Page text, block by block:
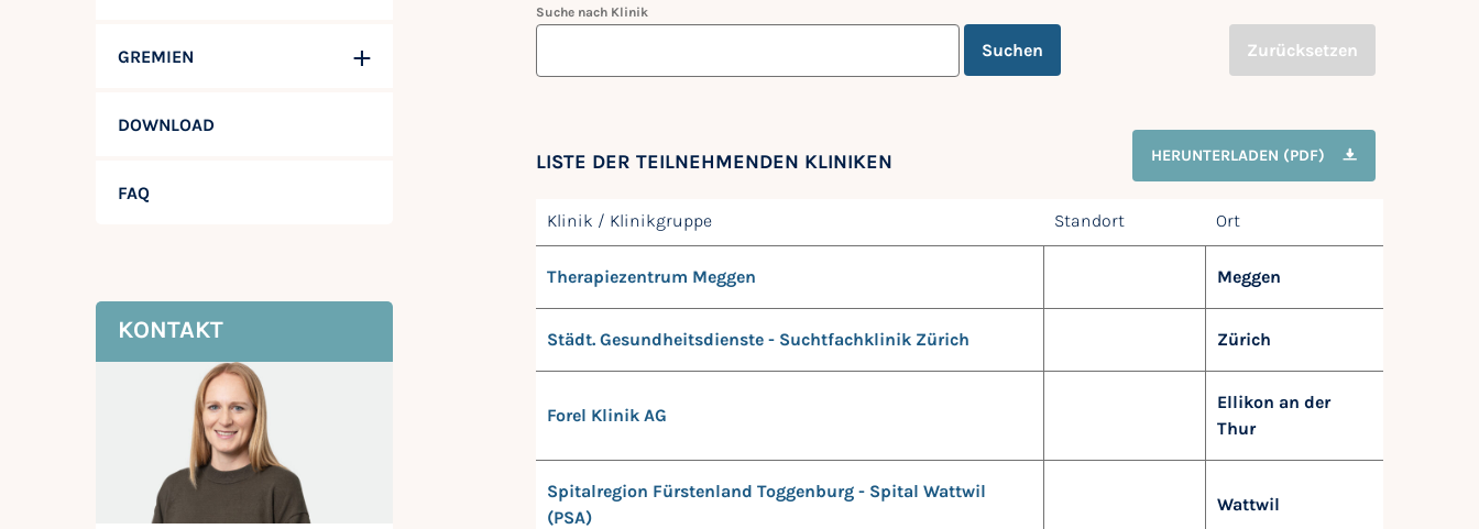
GREMIEN
DOWNLOAD
FAQ
KONTAKT
Suche nach Klinik
Suchen Zurücksetzen
LISTE DER TEILNEHMENDEN KLINIKEN HERUNTERLADEN (PDF)
Klinik / Klinikgruppe Standort Ort
Therapiezentrum Meggen Meggen
Städt. Gesundheitsdienste - Suchtfachklinik Zürich Zürich
Forel Klinik AG
Ellikon an der
Thur
Spitalregion Fürstenland Toggenburg - Spital Wattwil
(PSA)
Wattwil